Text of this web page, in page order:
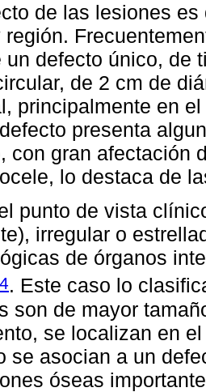
de las lesiones
región.
un defecto único, de
de 2 cm de
principalmente en
presenta
con gran afectación
lo destaca de
punto de vista
irregular o
de órganos
. Este caso lo
son de mayor
se localizan en
se asocian a un
óseas